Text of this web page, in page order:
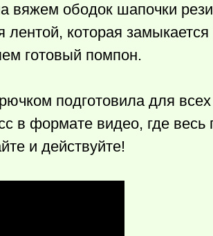
вяжем ободок шапочки
которая замыкается
готовый помпон.
подготовила для
в формате видео, где
и действуйте!